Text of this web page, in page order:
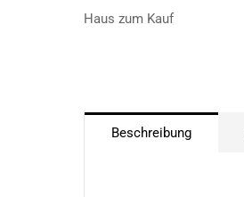
Haus zum Kauf
Beschreibung